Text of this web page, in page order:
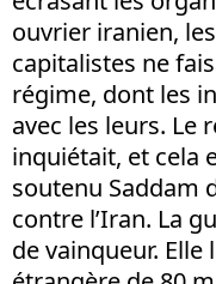
ouvrier iranien,
capitalistes ne
régime, dont les
avec les leurs. Le
inquiétait, et cela
soutenu Saddam
contre l’Iran. La
de vainqueur. Elle